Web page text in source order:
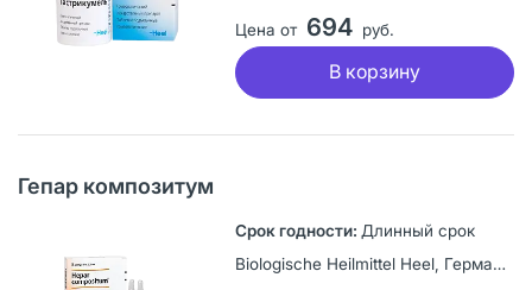
Цена от 694 руб.
В корзину
Гепар композитум
Длинный срок
Biologische Heilmittel Heel, Германия